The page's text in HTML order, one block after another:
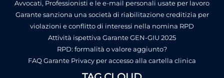
Avvocati, Professionisti e le e-mail personali usate per lavoro
Garante sanziona una società di riabilitazione creditizia per
violazioni e conflitto di interessi nella nomina RPD
Attività ispettiva Garante GEN-GIU 2025
RPD: formalità o valore aggiunto?
FAQ Garante Privacy per accesso alla cartella clinica